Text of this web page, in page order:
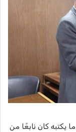
يكتبه كان نابعًا من